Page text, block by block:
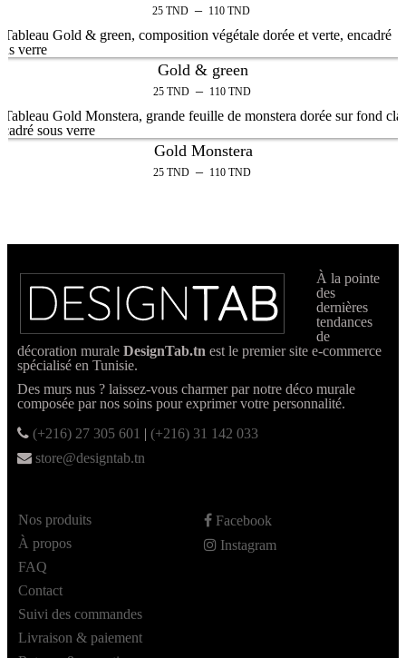
25 TND – 110 TND
Gold & green
25 TND – 110 TND
Gold Monstera
25 TND – 110 TND
À la pointe
des
dernières
tendances
de
décoration murale DesignTab.tn est le premier site e-commerce
spécialisé en Tunisie.
Des murs nus ? laissez-vous charmer par notre déco murale
composée par nos soins pour exprimer votre personnalité.
(+216) 27 305 601 | (+216) 31 142 033
store@designtab.tn
Nos produits
À propos
FAQ
Contact
Suivi des commandes
Livraison & paiement
Facebook
Instagram